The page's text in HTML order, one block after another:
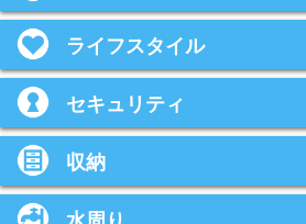
ライフスタイル
セキュリティ
収納